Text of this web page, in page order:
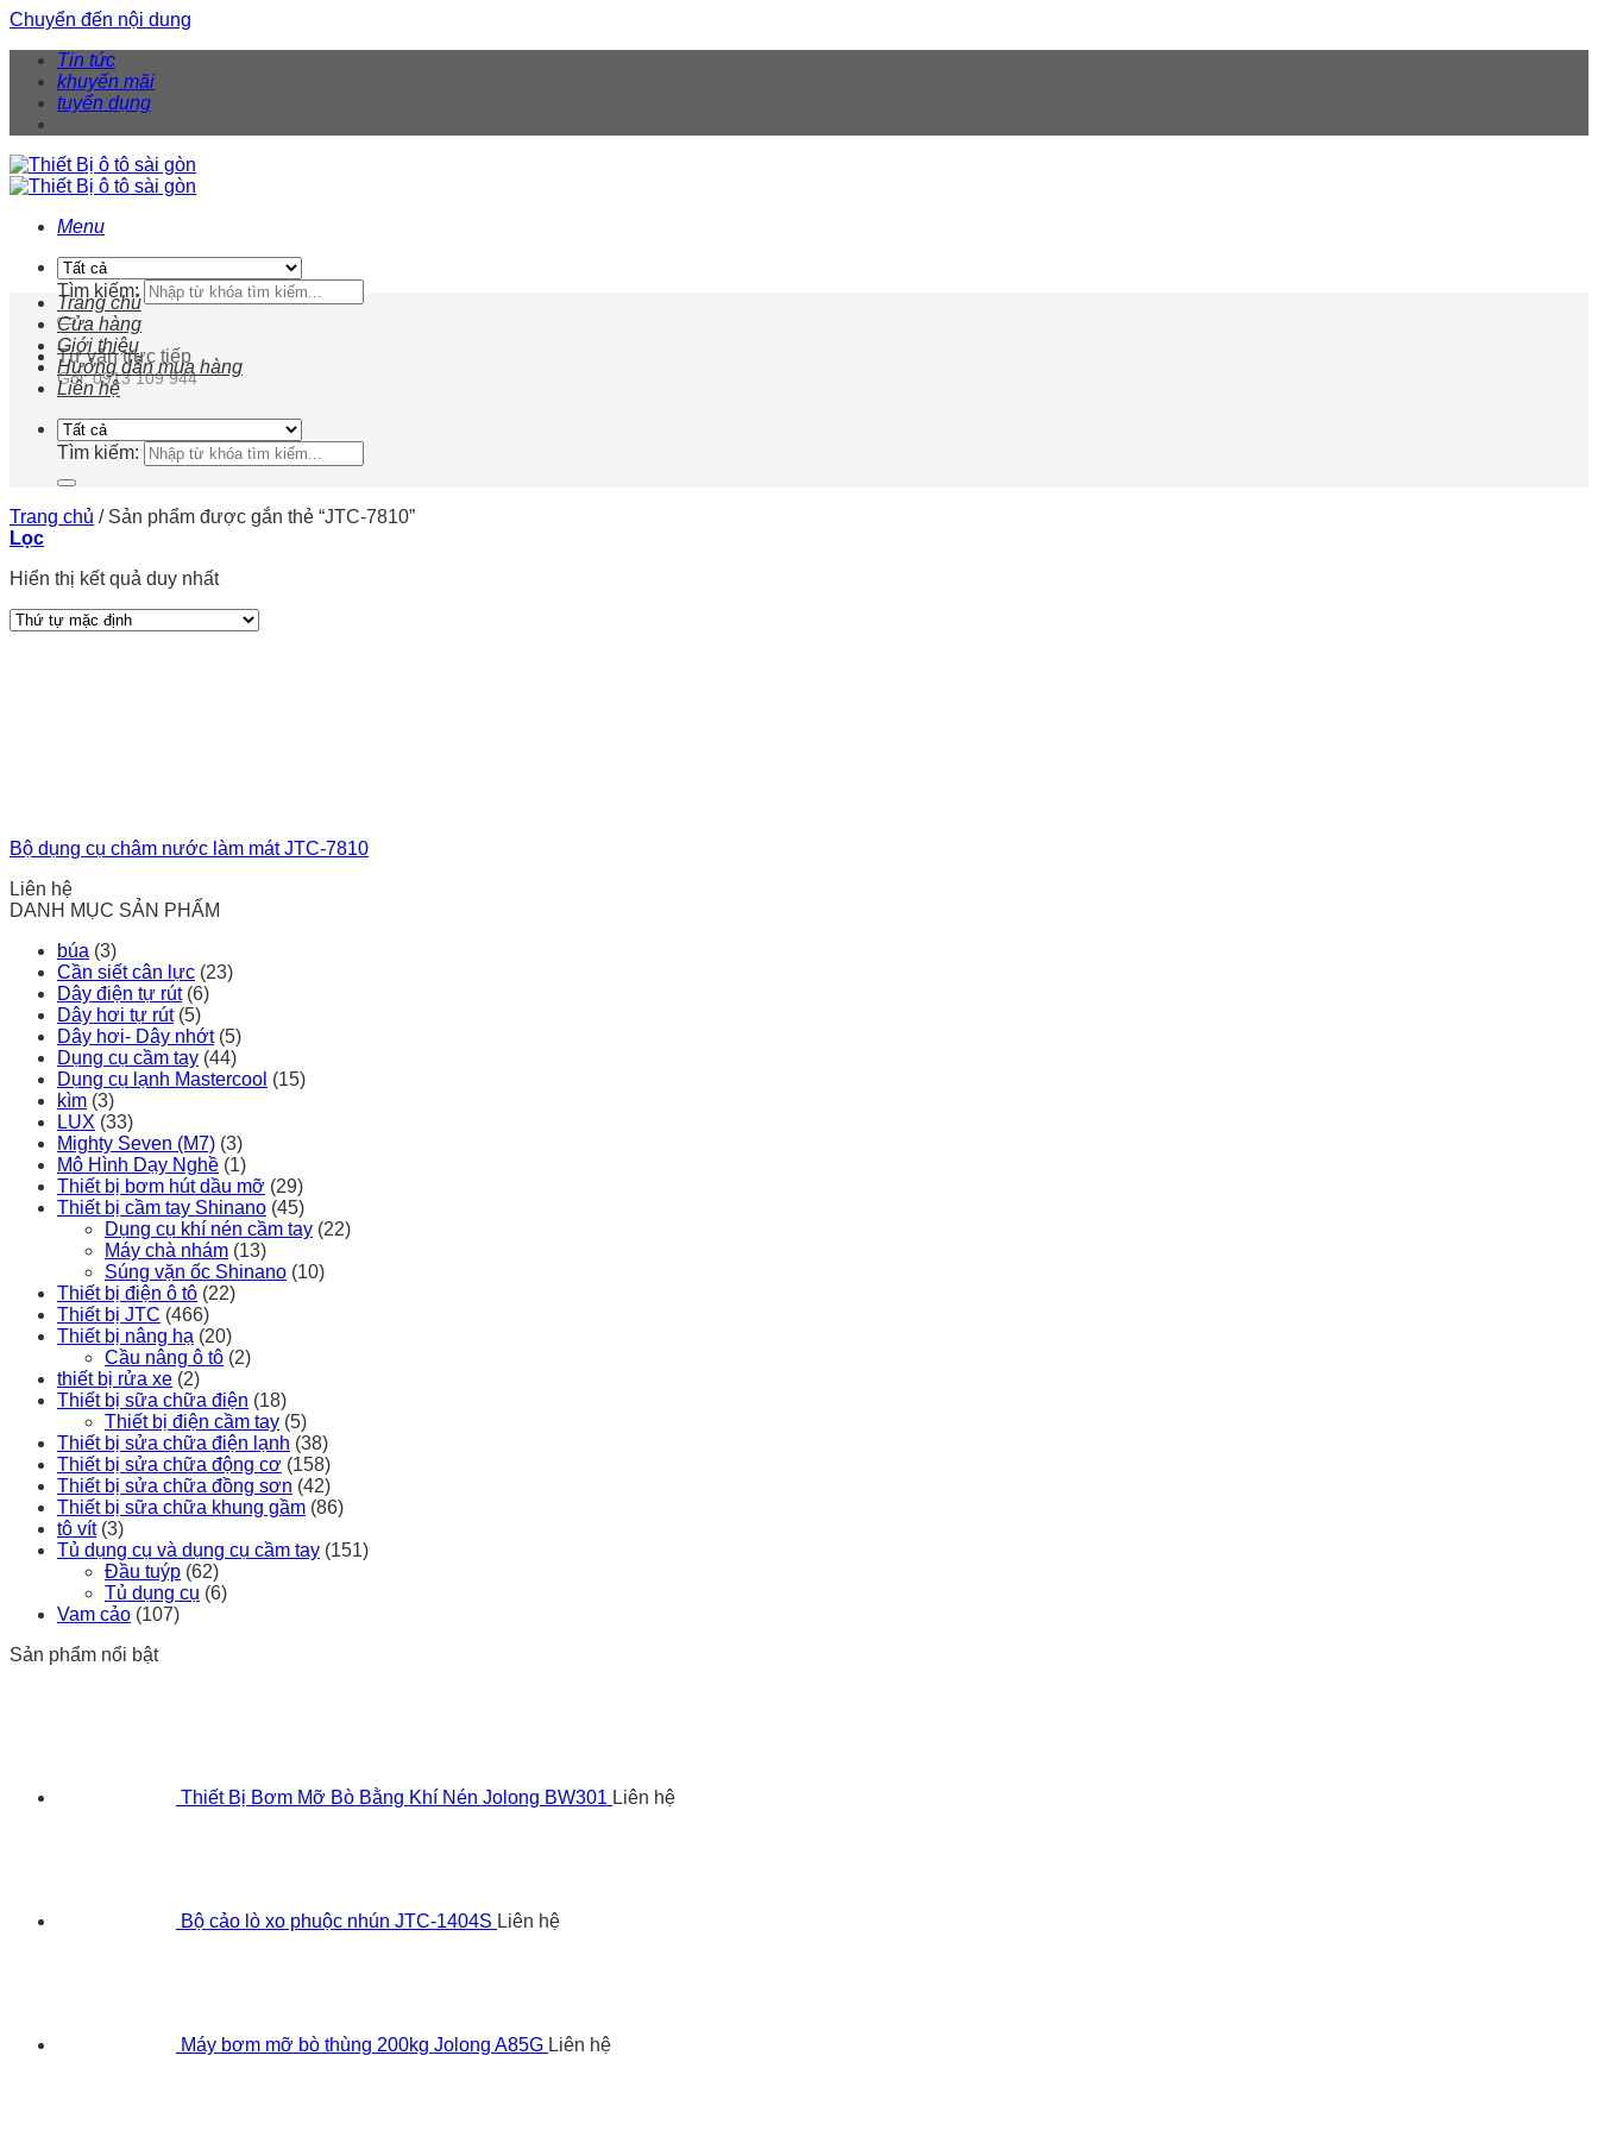
Chuyển đến nội dung
Tin tức
khuyến mãi
tuyển dụng
Menu
Tìm kiếm:
Tư vấn trực tiếp
Gọi: 0913 109 944
Trang chủ
Cửa hàng
Giới thiệu
Hướng dẫn mua hàng
Liên hệ
Tìm kiếm:
Trang chủ /Sản phẩm được gắn thẻ “JTC-7810”
Lọc
Hiển thị kết quả duy nhất
Bộ dụng cụ châm nước làm mát JTC-7810
Liên hệ
DANH MỤC SẢN PHẨM
búa (3)
Cần siết cân lực (23)
Dây điện tự rút (6)
Dây hơi tự rút (5)
Dây hơi- Dây nhớt (5)
Dụng cụ cầm tay (44)
Dụng cụ lạnh Mastercool (15)
kìm (3)
LUX (33)
Mighty Seven (M7) (3)
Mô Hình Dạy Nghề (1)
Thiết bị bơm hút dầu mỡ (29)
Thiết bị cầm tay Shinano (45)
Dụng cụ khí nén cầm tay (22)
Máy chà nhám (13)
Súng vặn ốc Shinano (10)
Thiết bị điện ô tô (22)
Thiết bị JTC (466)
Thiết bị nâng hạ (20)
Cầu nâng ô tô (2)
thiết bị rửa xe (2)
Thiết bị sữa chữa điện (18)
Thiết bị điện cầm tay (5)
Thiết bị sửa chữa điện lạnh (38)
Thiết bị sửa chữa động cơ (158)
Thiết bị sửa chữa đồng sơn (42)
Thiết bị sữa chữa khung gầm (86)
tô vít (3)
Tủ dụng cụ và dụng cụ cầm tay (151)
Đầu tuýp (62)
Tủ dụng cụ (6)
Vam cảo (107)
Sản phẩm nổi bật
Thiết Bị Bơm Mỡ Bò Bằng Khí Nén Jolong BW301 Liên hệ
Bộ cảo lò xo phuộc nhún JTC-1404S Liên hệ
Máy bơm mỡ bò thùng 200kg Jolong A85G Liên hệ